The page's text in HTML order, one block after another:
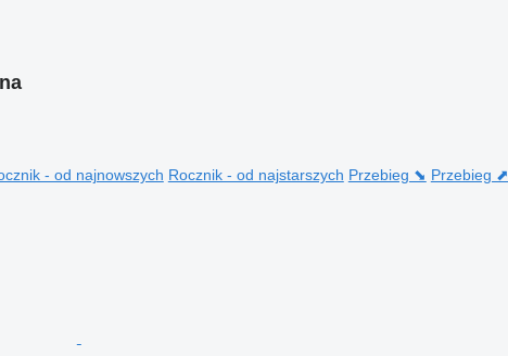
- od najnowszych Rocznik - od najstarszych Przebieg ⬊ Przebieg ⬈